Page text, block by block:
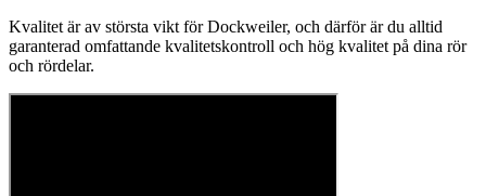
Kvalitet är av största vikt för Dockweiler, och därför är du alltid
garanterad omfattande kvalitetskontroll och hög kvalitet på dina rör
och rördelar.